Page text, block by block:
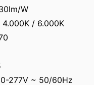
W
/ 6.000K
277V ~ 50/60Hz